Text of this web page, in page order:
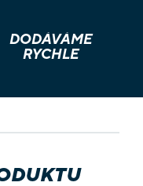
DODÁVÁME
RYCHLE